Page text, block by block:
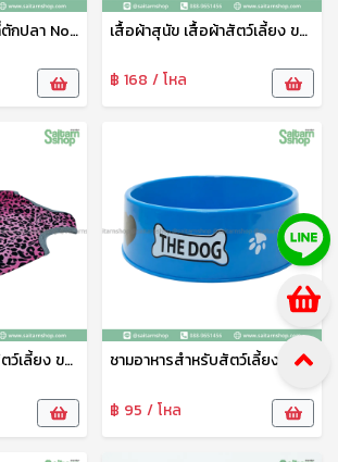
กระชอนตักลูกปลา ที่ตักปลา No.5 111 เสื้อผ้าสุนัข เสื้อผ้าสัตว์เลี้ยง ขนาดเล็ก ชุดสัตว์เลี้ยง เสื้อผ้าสัตว์เลี้ยง เสื้อแมว สุนัข หมา ลายน่ารัก เจริญทรัพย์11
฿ 168 / โหล
เสื้อผ้าสุนัข เสื้อผ้าสัตว์เลี้ยง ขนาดใหญ่ ชุดสัตว์เลี้ยง เสื้อผ้าสัตว์เลี้ยง เสื้อแมว สุนัข หมา ลายน่ารัก เจริญทรัพย์11 ชามอาหารสำหรับสัตว์เลี้ยง ชามข้าวหมาเล็ก ตราAP ชามอาหารสุนัข ชามข้าวแมว ชามข้าวสัตว์ ชามพลาสติกคุณภาพดี ปลอดภัย ทนทาน
฿ 95 / โหล